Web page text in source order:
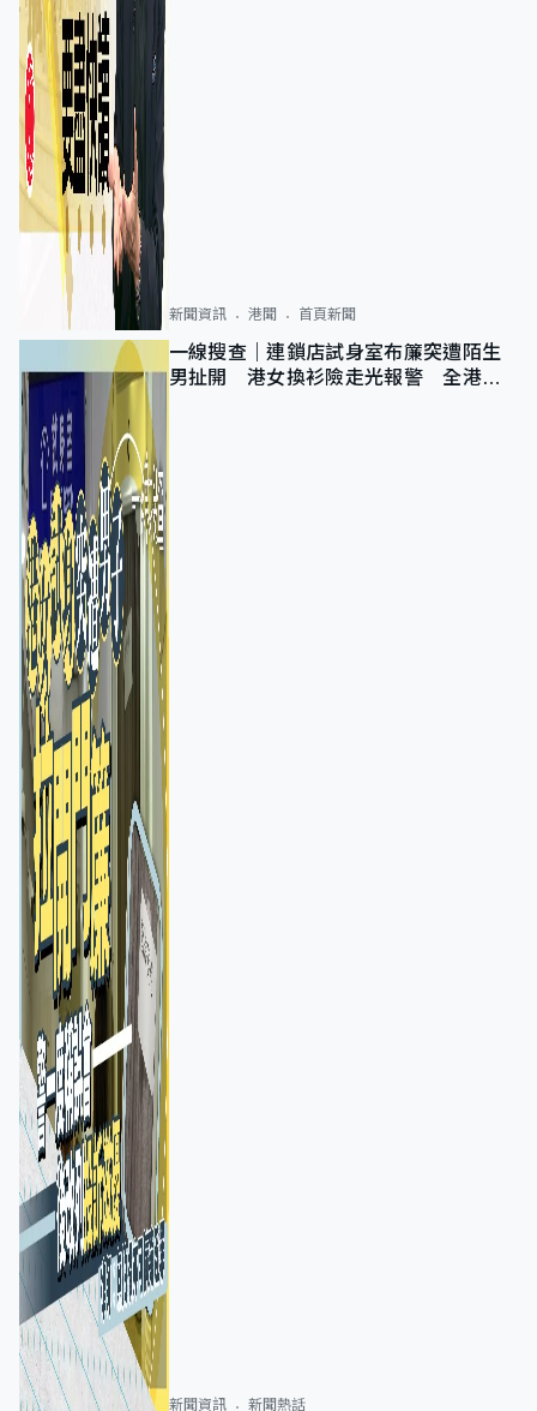
新聞資訊 港聞 首頁新聞
一線搜查｜連鎖店試身室布簾突遭陌生
男扯開 港女換衫險走光報警 全港分
新聞資訊 新聞熱話